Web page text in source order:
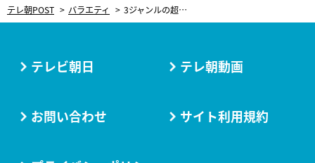
テレ朝POST バラエティ 3ジャンルの超一流ピアニストが集結！それぞれに求められる演奏スタイルの違い
テレビ朝日 テレ朝動画
お問い合わせ サイト利用規約